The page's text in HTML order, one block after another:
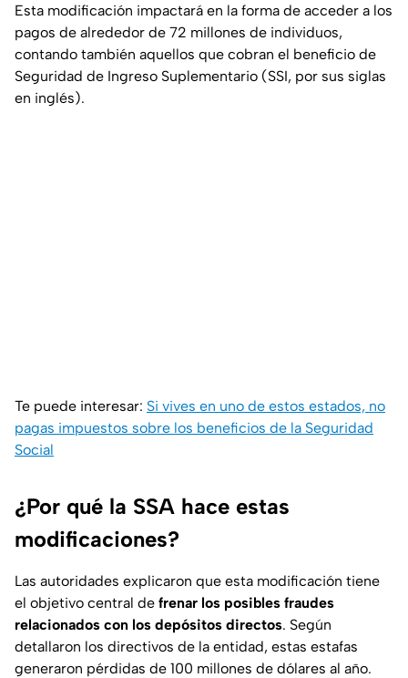
Esta modificación impactará en la forma de acceder a los
pagos de alrededor de 72 millones de individuos,
contando también aquellos que cobran el beneficio de
Seguridad de Ingreso Suplementario (SSI, por sus siglas
en inglés).
Te puede interesar: Si vives en uno de estos estados, no
pagas impuestos sobre los beneficios de la Seguridad
Social
¿Por qué la SSA hace estas
modificaciones?
Las autoridades explicaron que esta modificación tiene
el objetivo central de frenar los posibles fraudes
relacionados con los depósitos directos. Según
detallaron los directivos de la entidad, estas estafas
generaron pérdidas de 100 millones de dólares al año.